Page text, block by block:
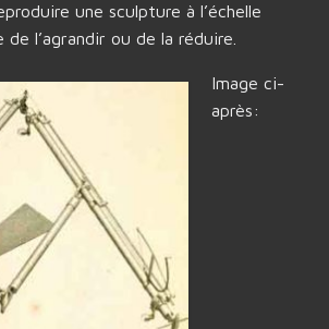
une sculpture à l’échelle
l’agrandir ou de la réduire.
Image ci-
après: